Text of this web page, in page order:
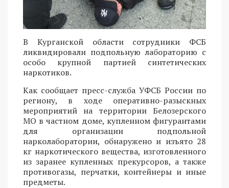
В Курганской области сотрудники ФСБ
ликвидировали подпольную лабораторию с
особо крупной партией синтетических
наркотиков.
Как сообщает пресс-служба УФСБ России по
региону, в ходе оперативно-разыскных
мероприятий на территории Белозерского
МО в частном доме, купленном фигурантами
для организации подпольной
нарколаборатории, обнаружено и изъято 28
кг наркотического вещества, изготовленного
из заранее купленных прекурсоров, а также
противогазы, перчатки, контейнеры и иные
предметы.